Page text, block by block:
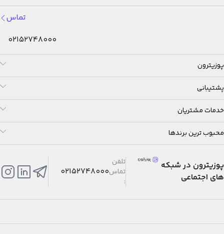
تماس
02152748000
پوزیترون
پشتیبانی
خدمات مشتریان
محبوب ترین برندها
پوزیترون در شبکه
های اجتماعی
تلفن
تماس
:
02152748000